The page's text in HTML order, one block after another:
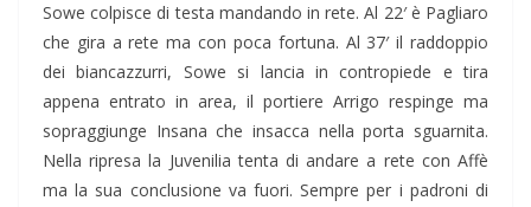
Sowe colpisce di testa mandando in rete. Al 22′ è Pagliaro
che gira a rete ma con poca fortuna. Al 37′ il raddoppio
dei biancazzurri, Sowe si lancia in contropiede e tira
appena entrato in area, il portiere Arrigo respinge ma
sopraggiunge Insana che insacca nella porta sguarnita.
Nella ripresa la Juvenilia tenta di andare a rete con Affè
ma la sua conclusione va fuori. Sempre per i padroni di